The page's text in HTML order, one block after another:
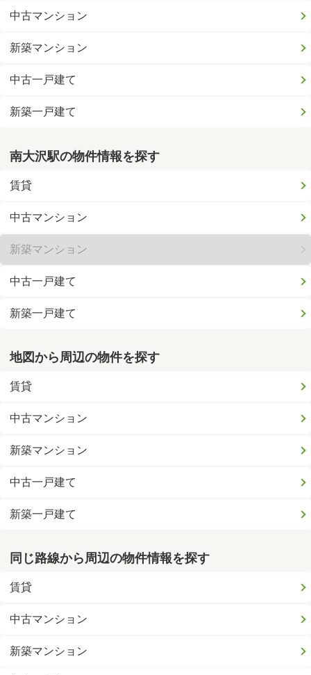
中古マンション
新築マンション
中古一戸建て
新築一戸建て
南大沢駅の物件情報を探す
賃貸
中古マンション
新築マンション
中古一戸建て
新築一戸建て
地図から周辺の物件を探す
賃貸
中古マンション
新築マンション
中古一戸建て
新築一戸建て
同じ路線から周辺の物件情報を探す
賃貸
中古マンション
新築マンション